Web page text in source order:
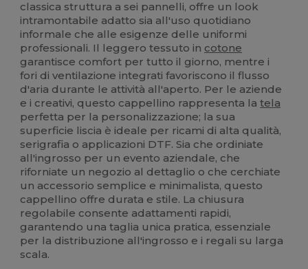
classica struttura a sei pannelli, offre un look
intramontabile adatto sia all'uso quotidiano
informale che alle esigenze delle uniformi
professionali. Il leggero tessuto in cotone
garantisce comfort per tutto il giorno, mentre i
fori di ventilazione integrati favoriscono il flusso
d'aria durante le attività all'aperto. Per le aziende
e i creativi, questo cappellino rappresenta latela
perfetta per la personalizzazione; la sua
superficie liscia è ideale per ricami di alta qualità,
serigrafia o applicazioni DTF. Sia che ordiniate
all'ingrosso per un evento aziendale, che
riforniate un negozio al dettaglio o che cerchiate
un accessorio semplice e minimalista, questo
cappellino offre durata e stile. La chiusura
regolabile consente adattamenti rapidi,
garantendo una taglia unica pratica, essenziale
per la distribuzione all'ingrosso e i regali su larga
scala.